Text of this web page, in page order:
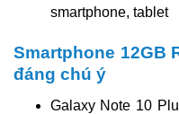
smartphone, tablet
Smartphone 12GB
đáng chú ý
Galaxy Note 10